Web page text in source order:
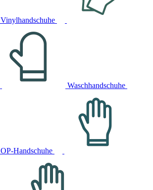
Vinylhandschuhe
Waschhandschuhe
OP-Handschuhe